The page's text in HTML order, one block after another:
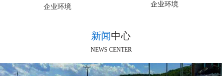
企业环境 企业环境
新闻中心
NEWS CENTER